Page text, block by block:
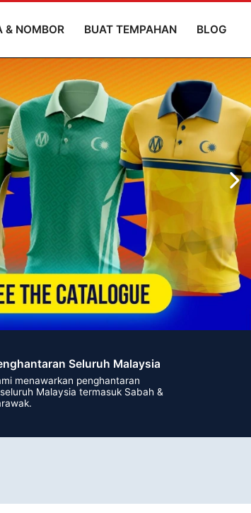
& NOMBOR BUAT TEMPAHAN BLOG
Seluruh Malaysia
menawarkan penghantaran
Malaysia termasuk Sabah &